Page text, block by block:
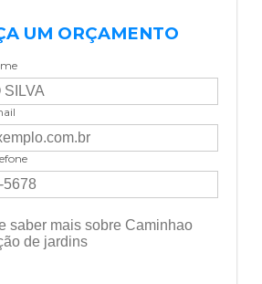
UM ORÇAMENTO